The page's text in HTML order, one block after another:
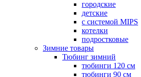
городские
детские
с системой MIPS
котелки
подростковые
Зимние товары
Тюбинг зимний
тюбинги 120 см
тюбинги 90 см